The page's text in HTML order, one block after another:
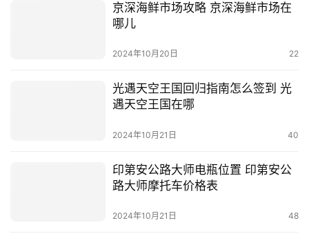
京深海鲜市场攻略 京深海鲜市场在
哪儿
2024年10月20日 22
光遇天空王国回归指南怎么签到 光
遇天空王国在哪
2024年10月21日 40
印第安公路大师电瓶位置 印第安公
路大师摩托车价格表
2024年10月21日 48